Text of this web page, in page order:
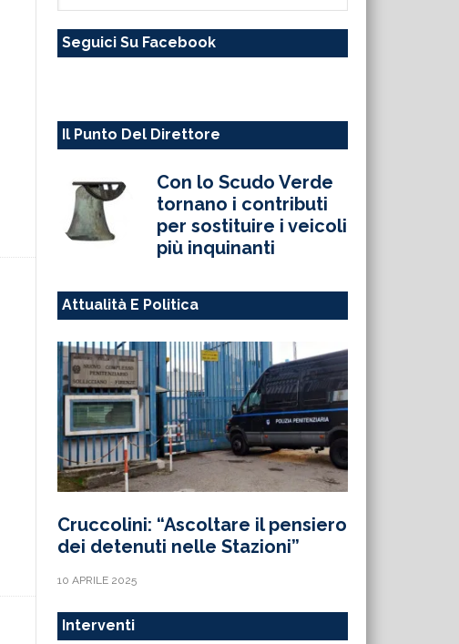
sito
Seguici Su Facebook
Il Punto Del Direttore
Con lo Scudo Verde
tornano i contributi
per sostituire i veicoli
più inquinanti
Attualità E Politica
Cruccolini: “Ascoltare il pensiero
dei detenuti nelle Stazioni”
10 APRILE 2025
Interventi